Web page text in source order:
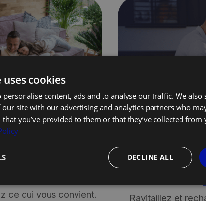
de chauffage
ce qui vous convient.
Carte
Ravitaillez et
cookies
personalise content, ads and to analyse our traffic. We
site with our advertising and analytics partners who
you’ve provided to them or that they’ve collected from
DECLINE ALL